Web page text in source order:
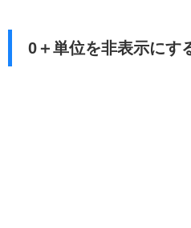
0＋単位を非表示にす